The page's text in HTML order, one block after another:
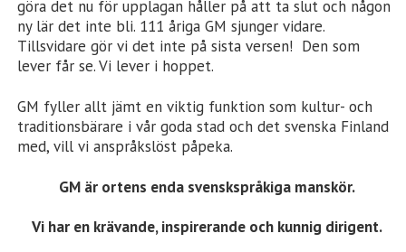
göra det nu för upplagan håller på att ta slut och någon
ny lär det inte bli. 111 åriga GM sjunger vidare.
Tillsvidare gör vi det inte på sista versen! Den som
lever får se. Vi lever i hoppet.
GM fyller allt jämt en viktig funktion som kultur- och
traditionsbärare i vår goda stad och det svenska Finland
med, vill vi anspråkslöst påpeka.
GM är ortens enda svenskspråkiga manskör.
Vi har en krävande, inspirerande och kunnig dirigent.